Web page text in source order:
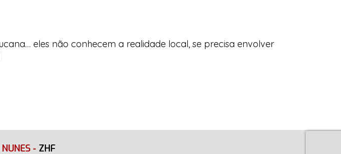
eles não conhecem a realidade local, se precisa envolver
- ZHF